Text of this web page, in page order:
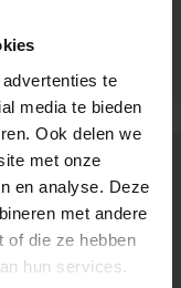
te
media te bieden
Ook delen we
met onze
en analyse. Deze
met andere
of die ze hebben
hun services.
een 8.9